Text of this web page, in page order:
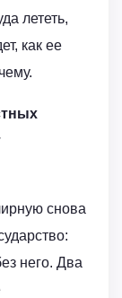
лететь,
как ее
снова
него. Два